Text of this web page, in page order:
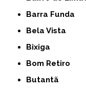
Barra Funda
Bela Vista
Bixiga
Bom Retiro
Butantã